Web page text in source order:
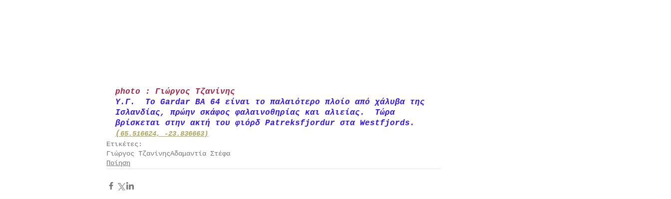
photo : Γιώργος Τζανίνης
Υ.Γ.  Το Gardar BA 64 είναι το παλαιότερο πλοίο από χάλυβα της
Ισλανδίας, πρώην σκάφος φαλαινοθηρίας και αλιείας.  Τώρα
βρίσκεται στην ακτή του φιόρδ Patreksfjordur στα Westfjords.
( 65.516624, -23.836663)
Ετικέτες:
Γιώργος ΤζανίνηςΑδαμαντία Στέφα
Ποίηση